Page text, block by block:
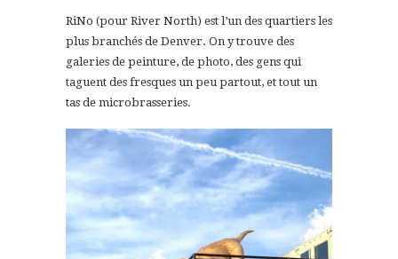
RiNo (pour River North) est l’un des quartiers les
plus branchés de Denver. On y trouve des
galeries de peinture, de photo, des gens qui
taguent des fresques un peu partout, et tout un
tas de microbrasseries.